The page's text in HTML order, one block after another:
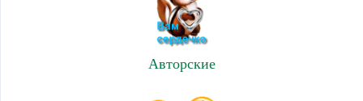
Авторские